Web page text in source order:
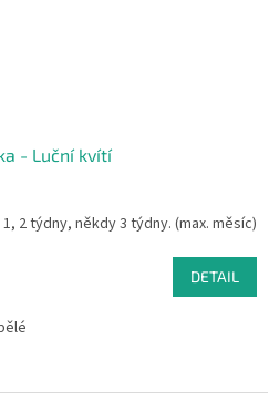
- Luční kvítí
1, 2 týdny, někdy 3 týdny. (max. měsíc)
DETAIL